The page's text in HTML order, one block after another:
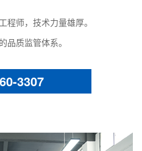
程师，技术力量雄厚。
品质监管体系。
3307